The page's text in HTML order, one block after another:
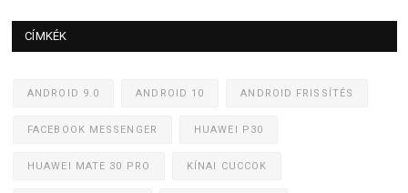
CÍMKÉK
ANDROID 9.0 ANDROID 10 ANDROID FRISSÍTÉS
FACEBOOK MESSENGER HUAWEI P30
HUAWEI MATE 30 PRO KÍNAI CUCCOK